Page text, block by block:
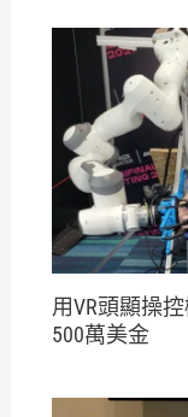
用VR頭顯操
500萬美金